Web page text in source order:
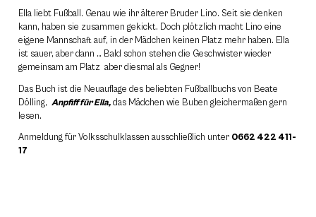
Ella liebt Fußball. Genau wie ihr älterer Bruder Lino. Seit sie denken
kann, haben sie zusammen gekickt. Doch plötzlich macht Lino eine
eigene Mannschaft auf, in der Mädchen keinen Platz mehr haben. Ella
ist sauer, aber dann … Bald schon stehen die Geschwister wieder
gemeinsam am Platz aber diesmal als Gegner!
Das Buch ist die Neuauflage des beliebten Fußballbuchs von Beate
Dölling, Anpfiff für Ella, das Mädchen wie Buben gleichermaßen gern
lesen.
Anmeldung für Volksschulklassen ausschließlich unter 0662 422 411-
17